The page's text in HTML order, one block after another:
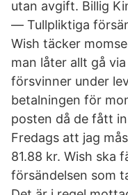
utan avgift. Billig
— Tullpliktiga
Wish täcker
man låter allt gå
försvinner under
betalningen för
posten då de fått
Fredags att jag
81.88 kr. Wish ska
försändelsen som